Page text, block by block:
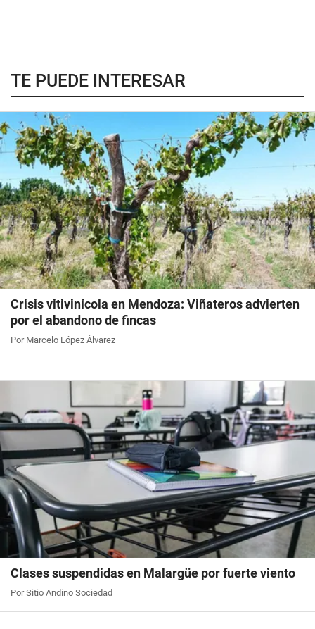
TE PUEDE INTERESAR
Crisis vitivinícola en Mendoza: Viñateros advierten
por el abandono de fincas
Por Marcelo López Álvarez
Clases suspendidas en Malargüe por fuerte viento
Por Sitio Andino Sociedad